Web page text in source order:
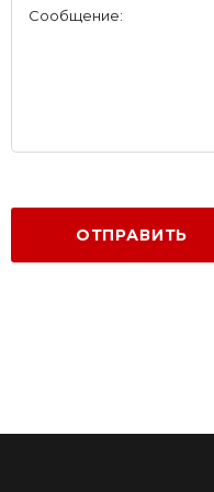
Сообщение:
ОТПРАВИТЬ